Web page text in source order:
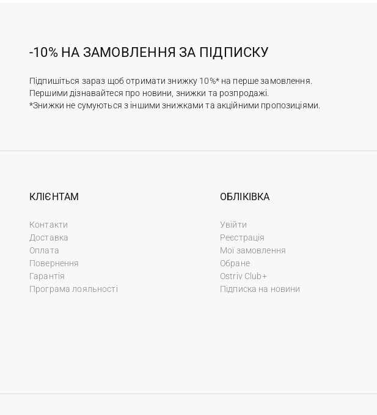
-10% НА ЗАМОВЛЕННЯ ЗА ПІДПИСКУ
Підпишіться зараз щоб отримати знижку 10%* на перше замовлення.
Першими дізнавайтеся про новини, знижки та розпродажі.
*Знижки не сумуються з іншими знижками та акційними пропозиціями.
КЛІЄНТАМ
Контакти
Доставка
Оплата
Повернення
Гарантія
Програма лояльності
ОБЛІКІВКА
Увійти
Реєстрація
Мої замовлення
Обране
Ostriv Club+
Підписка на новини